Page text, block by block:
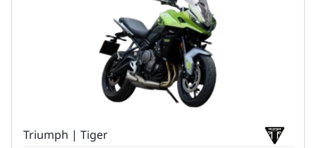
Triumph | Tiger